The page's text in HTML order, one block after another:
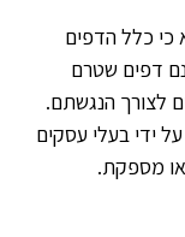
כי כלל הדפים
דפים שטרם
לצורך הנגשתם.
על ידי בעלי עסקים
מספקת.